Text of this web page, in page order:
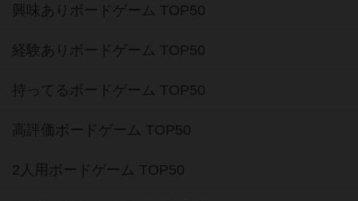
興味ありボードゲーム TOP50
経験ありボードゲーム TOP50
持ってるボードゲーム TOP50
高評価ボードゲーム TOP50
2人用ボードゲーム TOP50